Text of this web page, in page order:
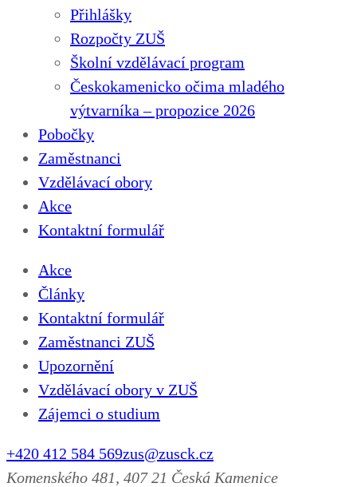
Přihlášky
Rozpočty ZUŠ
Školní vzdělávací program
Českokamenicko očima mladého
výtvarníka – propozice 2026
Pobočky
Zaměstnanci
Vzdělávací obory
Akce
Kontaktní formulář
Akce
Články
Kontaktní formulář
Zaměstnanci ZUŠ
Upozornění
Vzdělávací obory v ZUŠ
Zájemci o studium
+420 412 584 569zus@zusck.cz
Komenského 481, 407 21 Česká Kamenice